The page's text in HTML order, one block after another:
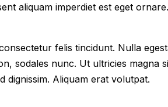
aliquam imperdiet est eget
felis tincidunt. Nulla
sodales nunc. Ut ultricies magna
dignissim. Aliquam erat volutpat.